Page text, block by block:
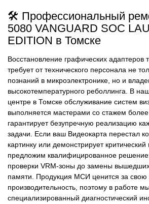
🛠️ Профессиональный
5080 VANGUARD SOC
EDITION в Томске
Восстановление графических адаптеров
требует от технического персонала не
познаний в микроэлектронике, но и
высокотемпературного реболлинга. В
центре в Томске обслуживание систем
выполняется мастерами со стажем более
гарантирует безупречную реализацию
задачи. Если ваш Видеокарта перестал
картинку или демонстрирует
предложим квалифицированное
проверки VRM-зоны до замены
памяти. Продукция МСИ ценится за свою
производительность, поэтому в работе
специализированный диагностический